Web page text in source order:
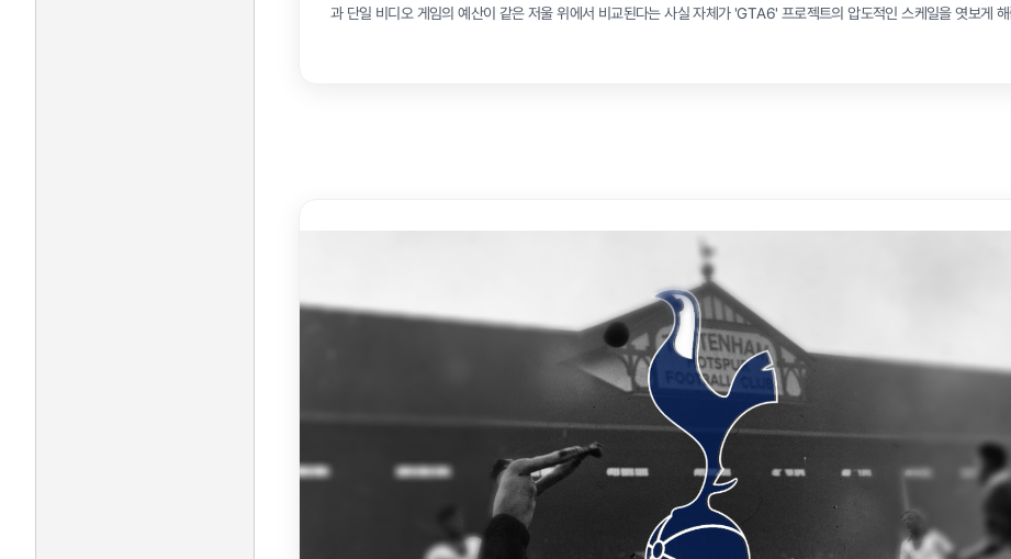
과 단일 비디오 게임의 예산이 같은 저울 위에서 비교된다는 사실 자체가 'GTA6' 프로젝트의 압도적인 스케일을 엿보게